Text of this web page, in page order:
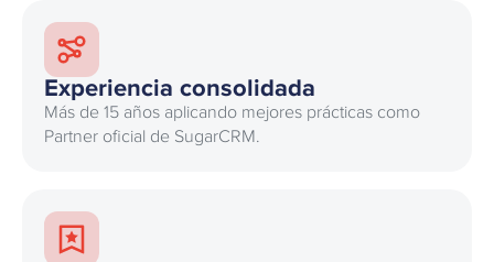
Experiencia consolidada
Más de 15 años aplicando mejores prácticas como
Partner oficial de SugarCRM.